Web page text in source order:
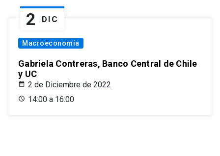
2 DIC
Macroeconomía
Gabriela Contreras, Banco Central de Chile
y UC
2 de Diciembre de 2022
14:00 a 16:00